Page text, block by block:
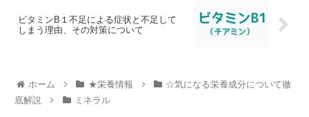
ビタミンB１不足による症状と不足して
しまう理由、その対策について
ホーム ★栄養情報
☆気になる栄養成分について徹
底解説
ミネラル